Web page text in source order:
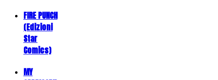
FIRE PUNCH
(Edizioni
Star
Comics)
MY